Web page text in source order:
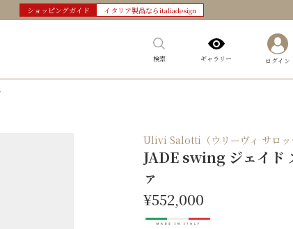
ショッピングガイド イタリア製品ならitaliadesign
検索 ギャラリー ログイン
Ulivi Salotti（ウリーヴィ サロッ
JADE swing ジェイド
ァ
¥552,000